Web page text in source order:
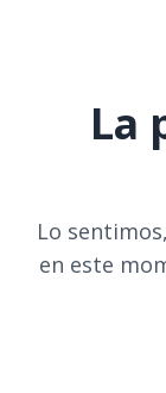
La
Lo
en este